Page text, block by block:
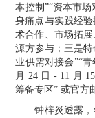
本控制”“资本市
身痛点与实践经
术合作、市场拓
源方参与；三是
业供需对接会”“
月 24 日 - 11 月
筹备专区” 或官方
钟梓炎透露